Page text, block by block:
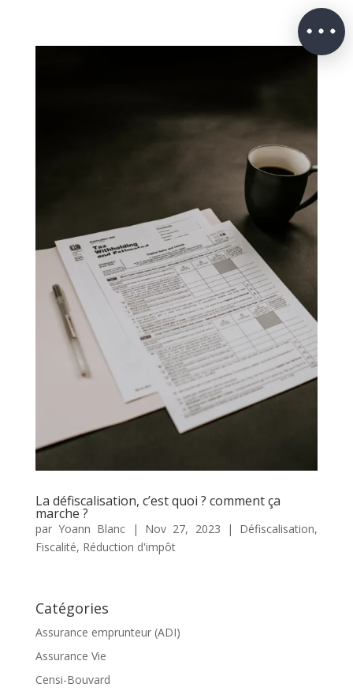
La défiscalisation, c’est quoi ? comment ça
marche ?
parYoann Blanc | Nov 27, 2023 | Défiscalisation,
Fiscalité, Réduction d'impôt
Catégories
Assurance emprunteur (ADI)
Assurance Vie
Censi-Bouvard